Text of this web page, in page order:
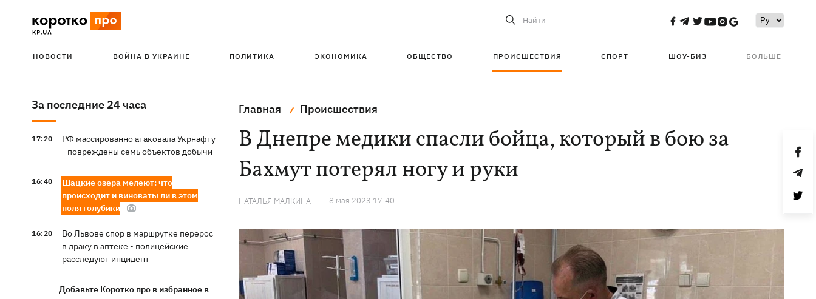
Найти
НОВОСТИ ВОЙНА В УКРАИНЕ ПОЛИТИКА ЭКОНОМИКА ОБЩЕСТВО ПРОИСШЕСТВИЯ СПОРТ ШОУ-БИЗ БОЛЬШЕ
За последние 24 часа
17:20
РФ массированно атаковала Укрнафту
- повреждены семь объектов добычи
16:40
Шацкие озера мелеют: что
происходит и виноваты ли в этом
поля голубики
16:20
Во Львове спор в маршрутке перерос
в драку в аптеке - полицейские
расследуют инцидент
Добавьте Коротко про в избранное в
Главная Происшествия
В Днепре медики спасли бойца, который в бою за
Бахмут потерял ногу и руки
НАТАЛЬЯ МАЛКИНА 8 мая 2023 17:40